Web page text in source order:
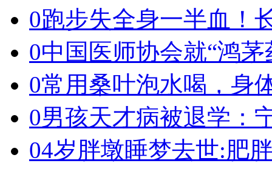
0跑步失全身一半血！
0中国医师协会就“鸿茅
0常用桑叶泡水喝，身
0男孩天才病被退学：
04岁胖墩睡梦去世:肥